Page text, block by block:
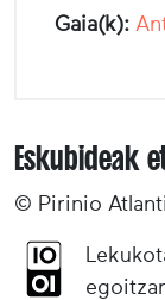
Gaia(k):
Eskubideak
© Pirinio